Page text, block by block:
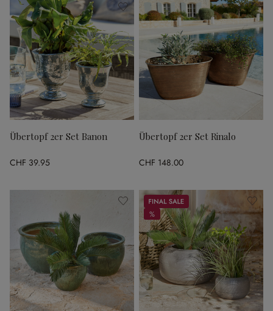
Übertopf 2er Set Banon
CHF 39.95
Übertopf 2er Set Rinalo
CHF 148.00
Sale
%
%